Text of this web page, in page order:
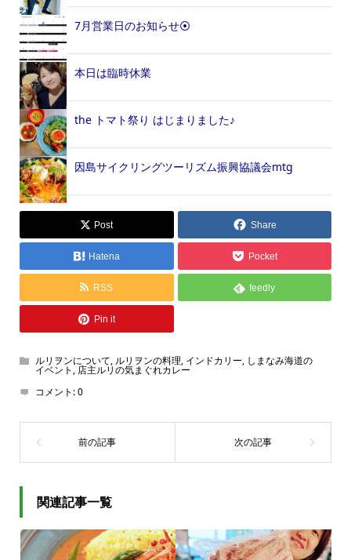
7月営業日のお知らせ⦿
本日は臨時休業
the トマト祭り はじまりました♪
因島サイクリングツーリズム振興協議会mtg
Post Share
Hatena Pocket
RSS feedly
Pin it
ルリヲンについて, ルリヲンの料理, インドカリー, しまなみ海道の
イベント , 店主ルリの気まぐれカレー
コメント:0
関連記事一覧